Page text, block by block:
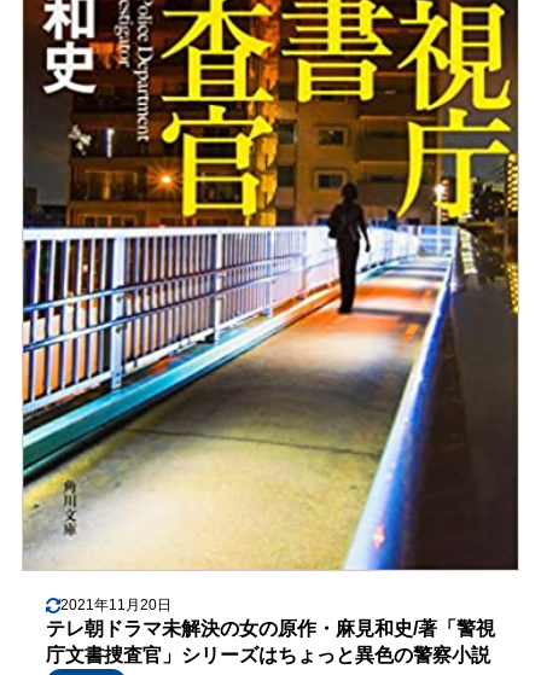
2021年11月20日
テレ朝ドラマ未解決の女の原作・麻見和史/著「警視
庁文書捜査官」シリーズはちょっと異色の警察小説